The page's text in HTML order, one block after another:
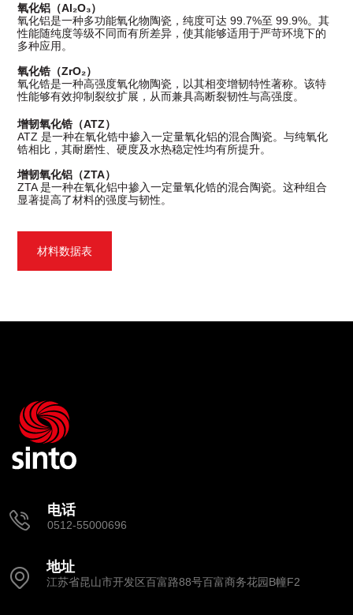
材料数据表
氧化铝（Al₂O₃）
氧化铝是一种多功能氧化物陶瓷，纯度可达 99.7%至 99.9%。其
性能随纯度等级不同而有所差异，使其能够适用于严苛环境下的
多种应用。
氧化锆（ZrO₂）
氧化锆是一种高强度氧化物陶瓷，以其相变增韧特性著称。该特
性能够有效抑制裂纹扩展，从而兼具高断裂韧性与高强度。
增韧氧化锆（ATZ）
ATZ 是一种在氧化锆中掺入一定量氧化铝的混合陶瓷。与纯氧化
锆相比，其耐磨性、硬度及水热稳定性均有所提升。
增韧氧化铝（ZTA）
ZTA 是一种在氧化铝中掺入一定量氧化锆的混合陶瓷。这种组合
显著提高了材料的强度与韧性。
电话
0512-55000696
地址
江苏省昆山市开发区百富路88号百富商务花园B幢F2